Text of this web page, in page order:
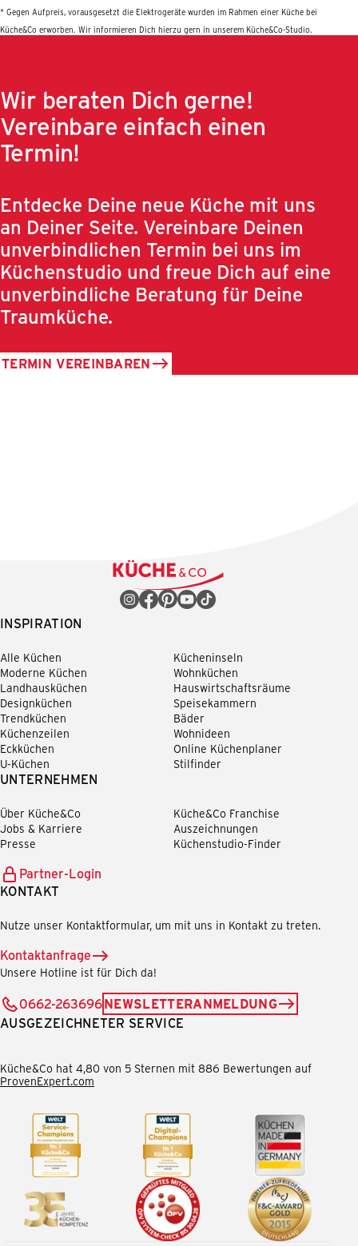
* Gegen Aufpreis, vorausgesetzt die Elektrogeräte wurden im Rahmen einer Küche bei
Küche&Co erworben. Wir informieren Dich hierzu gern in unserem Küche&Co-Studio.
Wir beraten Dich gerne!
Vereinbare einfach einen
Termin!
Entdecke Deine neue Küche mit uns
an Deiner Seite. Vereinbare Deinen
unverbindlichen Termin bei uns im
Küchenstudio und freue Dich auf eine
unverbindliche Beratung für Deine
Traumküche.
TERMIN VEREINBAREN
INSPIRATION
Alle Küchen
Moderne Küchen
Landhausküchen
Designküchen
Trendküchen
Küchenzeilen
Eckküchen
U-Küchen
Kücheninseln
Wohnküchen
Hauswirtschaftsräume
Speisekammern
Bäder
Wohnideen
Online Küchenplaner
Stilfinder
UNTERNEHMEN
Über Küche&Co
Jobs & Karriere
Presse
Küche&Co Franchise
Auszeichnungen
Küchenstudio-Finder
Partner-Login
KONTAKT
Nutze unser Kontaktformular, um mit uns in Kontakt zu treten.
Kontaktanfrage
Unsere Hotline ist für Dich da!
0662-263696NEWSLETTERANMELDUNG
AUSGEZEICHNETER SERVICE
Küche&Co hat 4,80 von 5 Sternen mit 886 Bewertungen auf
ProvenExpert.com